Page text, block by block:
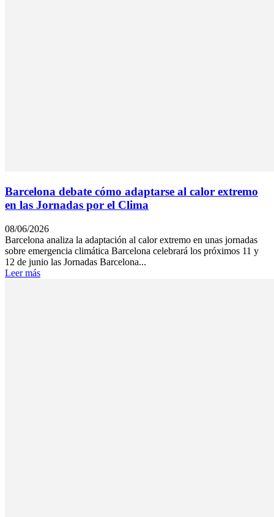
Barcelona debate cómo adaptarse al calor extremo
en las Jornadas por el Clima
08/06/2026
Barcelona analiza la adaptación al calor extremo en unas jornadas
sobre emergencia climática Barcelona celebrará los próximos 11 y
12 de junio las Jornadas Barcelona...
Leer más